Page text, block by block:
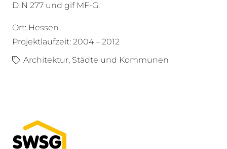
DIN 277 und gif MF-G.
Ort: Hessen
Projektlaufzeit: 2004 – 2012
Architektur, Städte und Kommunen